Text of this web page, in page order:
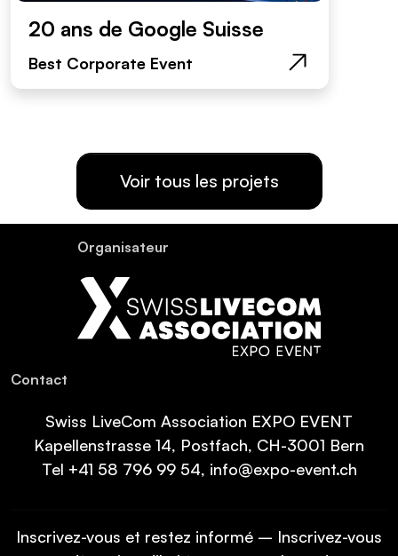
20 ans de Google Suisse
Best Corporate Event
Voir tous les projets
Organisateur
Contact
Swiss LiveCom Association EXPO EVENT
Kapellenstrasse 14, Postfach, CH-3001 Bern
Tel +41 58 796 99 54, info@expo-event.ch
Inscrivez-vous et restez informé – Inscrivez-vous